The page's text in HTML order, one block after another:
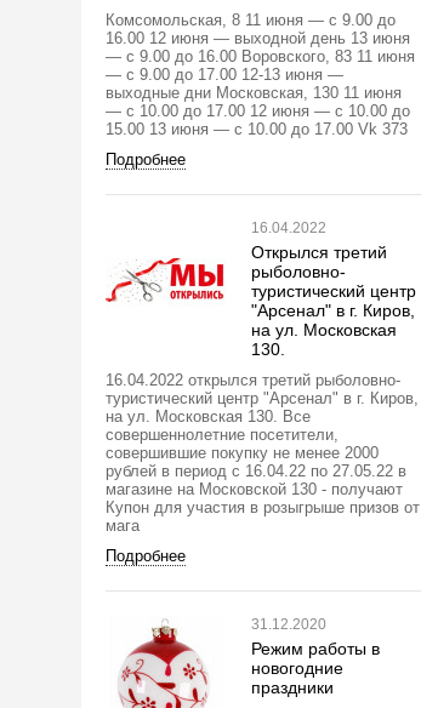
Комсомольская, 8 11 июня — с 9.00 до
16.00 12 июня — выходной день 13 июня
— с 9.00 до 16.00 Воровского, 83 11 июня
— с 9.00 до 17.00 12-13 июня —
выходные дни Московская, 130 11 июня
— с 10.00 до 17.00 12 июня — с 10.00 до
15.00 13 июня — с 10.00 до 17.00 Vk 373
Подробнее
16.04.2022
Открылся третий
рыболовно-
туристический центр
"Арсенал" в г. Киров,
на ул. Московская
130.
16.04.2022 открылся третий рыболовно-
туристический центр "Арсенал" в г. Киров,
на ул. Московская 130. Все
совершеннолетние посетители,
совершившие покупку не менее 2000
рублей в период с 16.04.22 по 27.05.22 в
магазине на Московской 130 - получают
Купон для участия в розыгрыше призов от
мага
Подробнее
31.12.2020
Режим работы в
новогодние
праздники